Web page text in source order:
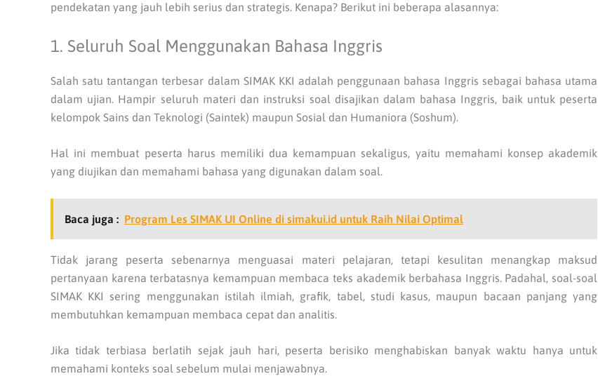
pendekatan yang jauh lebih serius dan strategis. Kenapa? Berikut ini beberapa alasannya:
1. Seluruh Soal Menggunakan Bahasa Inggris
Salah satu tantangan terbesar dalam SIMAK KKI adalah penggunaan bahasa Inggris sebagai bahasa utama
dalam ujian. Hampir seluruh materi dan instruksi soal disajikan dalam bahasa Inggris, baik untuk peserta
kelompok Sains dan Teknologi (Saintek) maupun Sosial dan Humaniora (Soshum).
Hal ini membuat peserta harus memiliki dua kemampuan sekaligus, yaitu memahami konsep akademik
yang diujikan dan memahami bahasa yang digunakan dalam soal.
Baca juga : Program Les SIMAK UI Online di simakui.id untuk Raih Nilai Optimal
Tidak jarang peserta sebenarnya menguasai materi pelajaran, tetapi kesulitan menangkap maksud
pertanyaan karena terbatasnya kemampuan membaca teks akademik berbahasa Inggris. Padahal, soal-soal
SIMAK KKI sering menggunakan istilah ilmiah, grafik, tabel, studi kasus, maupun bacaan panjang yang
membutuhkan kemampuan membaca cepat dan analitis.
Jika tidak terbiasa berlatih sejak jauh hari, peserta berisiko menghabiskan banyak waktu hanya untuk
memahami konteks soal sebelum mulai menjawabnya.